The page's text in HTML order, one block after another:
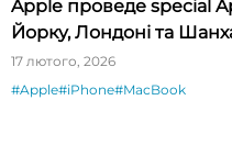
Apple проведе special
Йорку, Лондоні та
17 лютого, 2026
#Apple#iPhone#MacBook